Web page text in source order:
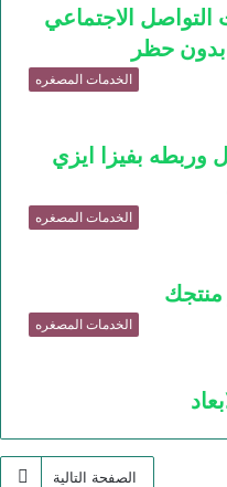
الاجتماعي
بدون حظر
الخدمات المصغره
وربطه بفيزا ايزي
الخدمات المصغره
الخدمات المصغره
الصفحة التالية